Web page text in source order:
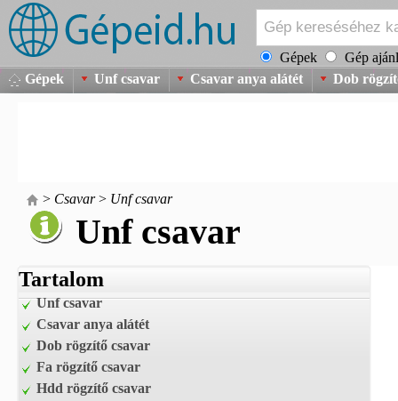
Gépek
Gép
Gépek
Unf csavar Csavar anya alátét Dob
> Csavar> Unf csavar
Unf csavar
Tartalom
Unf csavar
Csavar anya alátét
Dob rögzítő csavar
Fa rögzítő csavar
Hdd rögzítő csavar